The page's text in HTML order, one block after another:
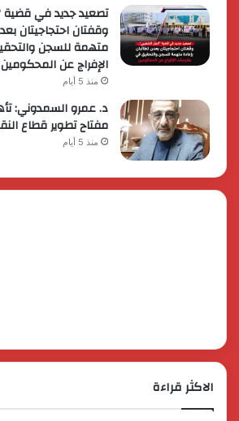
تصعيد جديد في قضية
وقفتان احتجاجيتان
متهمة للسجن
الإفراج عن المحكومين
منذ 5 أيام
د. عمرو السمدوني:
مفتاح تطوير قطاع
منذ 5 أيام
الاكثر قراءة